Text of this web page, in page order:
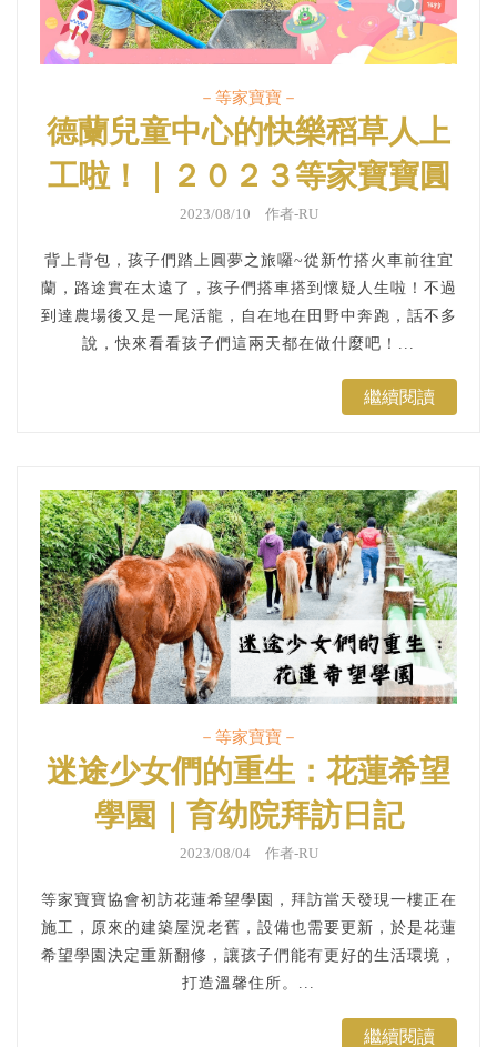
－等家寶寶－
德蘭兒童中心的快樂稻草人上
工啦！｜２０２３等家寶寶圓
夢計畫
2023/08/10 作者-RU
背上背包，孩子們踏上圓夢之旅囉~從新竹搭火車前往宜
蘭，路途實在太遠了，孩子們搭車搭到懷疑人生啦！不過
到達農場後又是一尾活龍，自在地在田野中奔跑，話不多
說，快來看看孩子們這兩天都在做什麼吧！...
繼續閱讀
－等家寶寶－
迷途少女們的重生：花蓮希望
學園｜育幼院拜訪日記
2023/08/04 作者-RU
等家寶寶協會初訪花蓮希望學園，拜訪當天發現一樓正在
施工，原來的建築屋況老舊，設備也需要更新，於是花蓮
希望學園決定重新翻修，讓孩子們能有更好的生活環境，
打造溫馨住所。...
繼續閱讀